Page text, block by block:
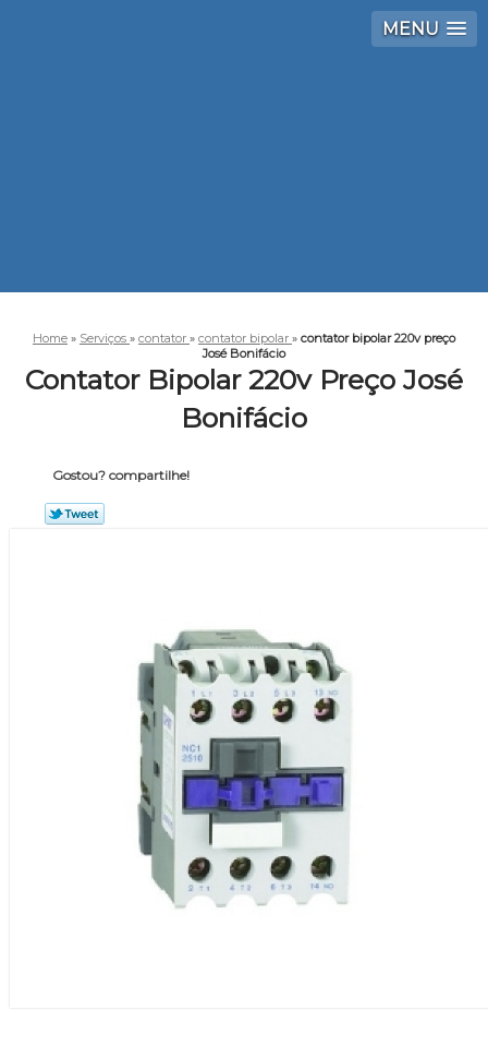
MENU
Home » Serviços » contator » contator bipolar » contator bipolar 220v preço
José Bonifácio
Contator Bipolar 220v Preço José
Bonifácio
Gostou? compartilhe!